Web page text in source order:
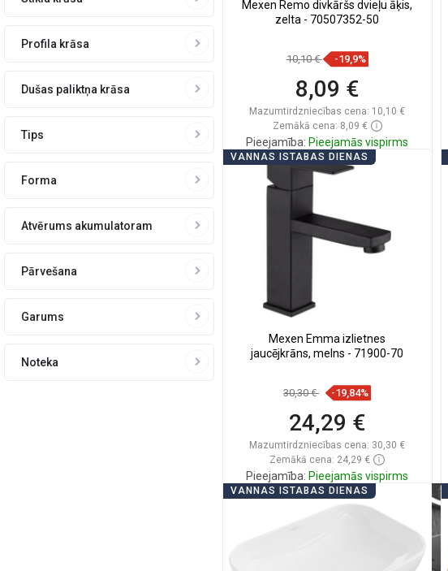
Profila krāsa
Dušas paliktņa krāsa
Tips
Forma
Atvērums akumulatoram
Pārvešana
Garums
Noteka
Mexen Remo divkāršs dvieļu āķis,
zelta - 70507352-50
10,10 € -19,9%
8,09 €
Mazumtirdzniecības cena: 10,10 €
Zemākā cena: 8,09 €
Pieejamība: Pieejamās vispirms
Ielikt grozā
VANNAS ISTABAS DIENAS
Mexen Emma izlietnes
jaucējkrāns, melns - 71900-70
30,30 € -19,84%
24,29 €
Mazumtirdzniecības cena: 30,30 €
Zemākā cena: 24,29 €
Pieejamība: Pieejamās vispirms
Ielikt grozā
VANNAS ISTABAS DIENAS